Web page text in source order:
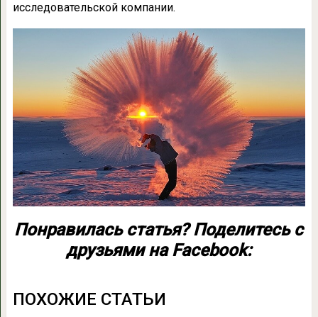
исследовательской компании.
Понравилась статья? Поделитесь с
друзьями на Facebook:
ПОХОЖИЕ СТАТЬИ